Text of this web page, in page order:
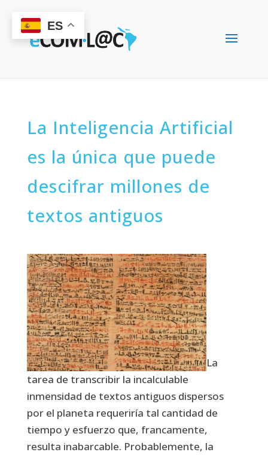
La Inteligencia Artificial
es la única que puede
descifrar millones de
textos antiguos
La
tarea de transcribir la incalculable
inmensidad de textos antiguos dispersos
por el planeta requeriría tal cantidad de
tiempo y esfuerzo que, francamente,
resulta inabarcable. Probablemente, la
ES